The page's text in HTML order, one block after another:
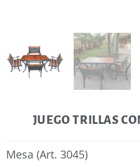
JUEGO TRILLAS
Mesa (Art. 3045)